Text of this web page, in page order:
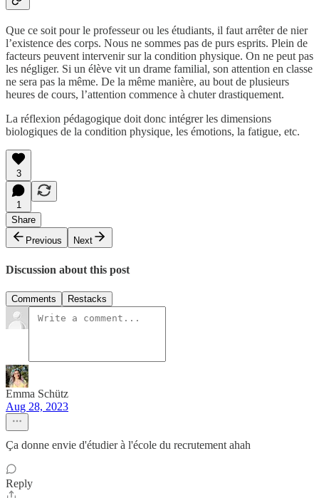
Que ce soit pour le professeur ou les étudiants, il faut arrêter de nier
l’existence des corps. Nous ne sommes pas de purs esprits. Plein de
facteurs peuvent intervenir sur la condition physique. On ne peut pas
les négliger. Si un élève vit un drame familial, son attention en classe
ne sera pas la même. De la même manière, au bout de plusieurs
heures de cours, l’attention commence à chuter drastiquement.
La réflexion pédagogique doit donc intégrer les dimensions
biologiques de la condition physique, les émotions, la fatigue, etc.
3
1
Share
Previous
Next
Discussion about this post
Comments Restacks
Emma Schütz
Aug 28, 2023
Ça donne envie d'étudier à l'école du recrutement ahah
Reply